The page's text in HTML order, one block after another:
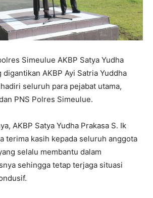
Simeulue AKBP Satya Yudha
digantikan AKBP Ayi Satria Yuddha
seluruh para pejabat utama,
PNS Polres Simeulue.
AKBP Satya Yudha Prakasa S. Ik
terima kasih kepada seluruh anggota
selalu membantu dalam
sehingga tetap terjaga situasi